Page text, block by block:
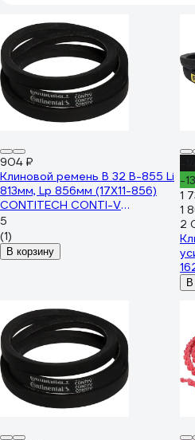
904 ₽
Клиновой ремень B 32 B-855 Li
813мм, Lp 856мм (17X11-856)
CONTITECH CONTI-V
B32CONTI
5
(1)
В корзину
-
1
1
2
В